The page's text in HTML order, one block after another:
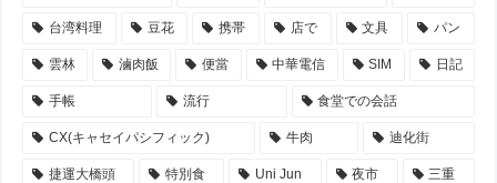
台湾料理 豆花 携帯 店で 文具 パン
雲林 滷肉飯 便當 中華電信 SIM 日記
手帳 流行 食堂での会話
CX(キャセイパシフィック) 牛肉 迪化街
捷運大橋頭 特別食 Uni Jun 夜市 三重